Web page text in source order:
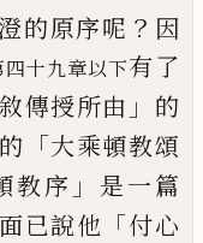
的原序呢 ？ 因
十九章以下有了
傳授所由 」 的
「大乘頓教頌
教序 」 是一篇
已說他 「付心